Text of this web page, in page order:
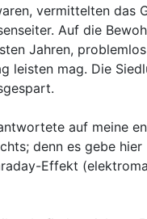
vermittelten das
Auf die
Jahren,
leisten mag. Die
auf meine
denn es gebe
Effekt